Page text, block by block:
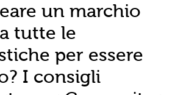
un marchio
tutte le
per essere
I consigli